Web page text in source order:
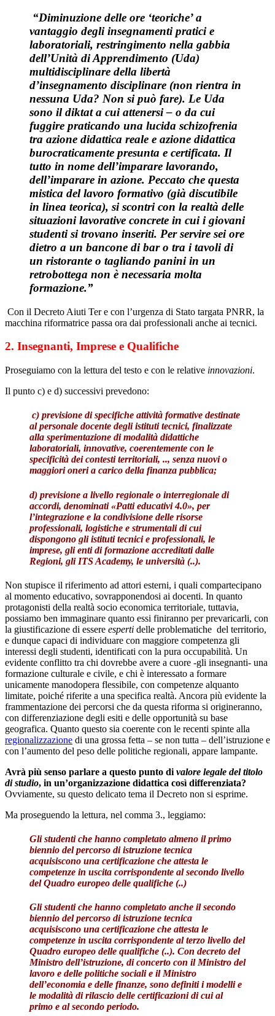
“Diminuzione delle ore ‘teoriche’ a
vantaggio degli insegnamenti pratici e
laboratoriali, restringimento nella gabbia
dell’Unità di Apprendimento (Uda)
multidisciplinare della libertà
d’insegnamento disciplinare (non rientra in
nessuna Uda? Non si può fare). Le Uda
sono il diktat a cui attenersi – o da cui
fuggire praticando una lucida schizofrenia
tra azione didattica reale e azione didattica
burocraticamente presunta e certificata. Il
tutto in nome dell’imparare lavorando,
dell’imparare in azione. Peccato che questa
mistica del lavoro formativo (già discutibile
in linea teorica), si scontri con la realtà delle
situazioni lavorative concrete in cui i giovani
studenti si trovano inseriti. Per servire sei ore
dietro a un bancone di bar o tra i tavoli di
un ristorante o tagliando panini in un
retrobottega non è necessaria molta
formazione.”
Con il Decreto Aiuti Ter e con l’urgenza di Stato targata PNRR, la
macchina riformatrice passa ora dai professionali anche ai tecnici.
2. Insegnanti, Imprese e Qualifiche
Proseguiamo con la lettura del testo e con le relative innovazioni.
Il punto c) e d) successivi prevedono:
c) previsione dispecifiche attività formative destinate
al personale docente degli istituti tecnici, finalizzate
alla sperimentazione di modalità didattiche
laboratoriali, innovative, coerentemente con le
specificità dei contesti territoriali, .., senza nuovi o
maggiori oneri a carico della finanza pubblica;
d) previsione a livello regionale o interregionale di
accordi, denominati «Patti educativi 4.0», per
l’integrazione e la condivisione delle risorse
professionali, logistiche e strumentali di cui
dispongono gli istituti tecnici e professionali, le
imprese, gli enti di formazione accreditati dalle
Regioni, gli ITS Academy, le università (..).
Non stupisce il riferimento ad attori esterni, i quali compartecipano
al momento educativo, sovrapponendosi ai docenti. In quanto
protagonisti della realtà socio economica territoriale, tuttavia,
possiamo ben immaginare quanto essi finiranno per prevaricarli, con
la giustificazione di essere esperti delle problematiche del territorio,
e dunque capaci di individuare con maggiore competenza gli
interessi degli studenti, identificati con la pura occupabilità. Un
evidente conflitto tra chi dovrebbe avere a cuore -gli insegnanti- una
formazione culturale e civile, e chi è interessato a formare
unicamente manodopera flessibile, con competenze alquanto
limitate, poiché riferite a una specifica realtà. Ancora più evidente la
frammentazione dei percorsi che da questa riforma si origineranno,
con differenziazione degli esiti e delle opportunità su base
geografica. Quanto questo sia coerente con le recenti spinte alla
regionalizzazione di una grossa fetta – se non tutta – dell’istruzione e
con l’aumento del peso delle politiche regionali, appare lampante.
Avrà più senso parlare a questo punto di valore legale del titolo
di studio, in un’organizzazione didattica così differenziata?
Ovviamente, su questo delicato tema il Decreto non si esprime.
Ma proseguendo la lettura, nel comma 3., leggiamo:
Gli studenti che hanno completato almeno ilprimo
biennio del percorso di istruzione tecnica
acquisiscono una certificazione che attesta le
competenze in uscita corrispondente al secondo livello
del Quadro europeo delle qualifiche (..)
Gli studenti che hanno completato anche ilsecondo
biennio del percorso di istruzione tecnica
acquisiscono una certificazione che attesta le
competenze in uscita corrispondente al terzo livello del
Quadro europeo delle qualifiche (..). Con decreto del
Ministro dell’istruzione, di concerto con il Ministro del
lavoro e delle politiche sociali e il Ministro
dell’economia e delle finanze, sono definiti i modelli e
le modalità di rilascio delle certificazioni di cui al
primo e al secondo periodo.